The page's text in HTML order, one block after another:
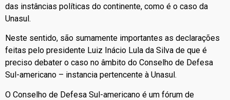
das instâncias políticas do continente, como é o caso da
Unasul.
Neste sentido, são sumamente importantes as declarações
feitas pelo presidente Luiz Inácio Lula da Silva de que é
preciso debater o caso no âmbito do Conselho de Defesa
Sul-americano – instancia pertencente à Unasul.
O Conselho de Defesa Sul-americano é um fórum de